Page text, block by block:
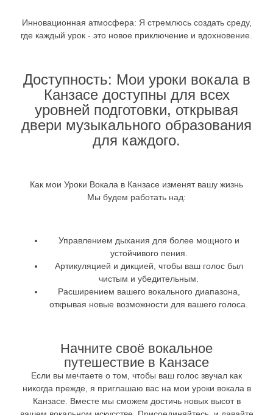
Инновационная атмосфера: Я стремлюсь создать среду,
где каждый урок - это новое приключение и вдохновение.
Доступность: Мои уроки вокала в
Канзасе доступны для всех
уровней подготовки, открывая
двери музыкального образования
для каждого.
Как мои Уроки Вокала в Канзасе изменят вашу жизнь
Мы будем работать над:
Управлением дыхания для более мощного и
устойчивого пения.
Артикуляцией и дикцией, чтобы ваш голос был
чистым и убедительным.
Расширением вашего вокального диапазона,
открывая новые возможности для вашего голоса.
Начните своё вокальное
путешествие в Канзасе
Если вы мечтаете о том, чтобы ваш голос звучал как
никогда прежде, я приглашаю вас на мои уроки вокала в
Канзасе. Вместе мы сможем достичь новых высот в